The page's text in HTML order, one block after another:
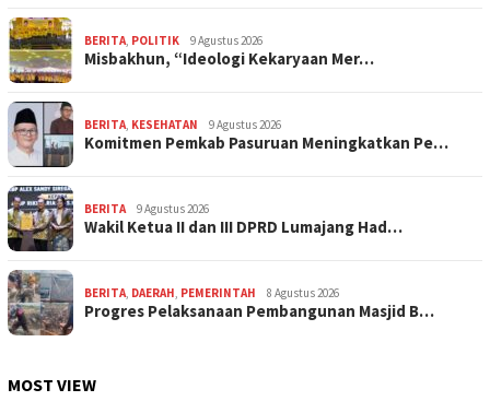
BERITA POLITIK 9 Agustus 2026
Misbakhun, “Ideologi Kekaryaan Mer…
BERITA KESEHATAN 9 Agustus 2026
Komitmen Pemkab Pasuruan Meningkatkan Pe…
BERITA 9 Agustus 2026
Wakil Ketua II dan III DPRD Lumajang Had…
BERITA DAERAH PEMERINTAH 8 Agustus 2026
Progres Pelaksanaan Pembangunan Masjid B…
MOST VIEW